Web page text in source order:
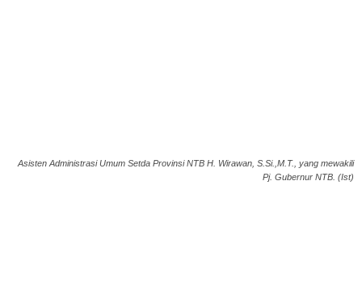
Asisten Administrasi Umum Setda Provinsi NTB H. Wirawan, S.Si.,M.T., yang mewakili
Pj. Gubernur NTB. (Ist)